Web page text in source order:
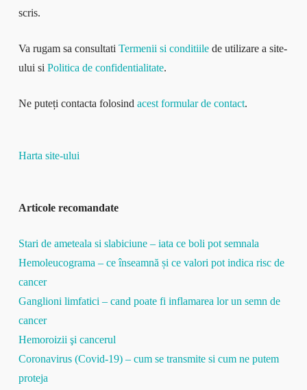
scris.
Va rugam sa consultati Termenii si conditiilede utilizare a site-
ului si Politica de confidentialitate.
Ne puteți contacta folosind acest formular de contact.
Harta site-ului
Articole recomandate
Stari de ameteala si slabiciune – iata ce boli pot semnala
Hemoleucograma – ce înseamnă și ce valori pot indica risc de
cancer
Ganglioni limfatici – cand poate fi inflamarea lor un semn de
cancer
Hemoroizii şi cancerul
Coronavirus (Covid-19) – cum se transmite si cum ne putem
proteja